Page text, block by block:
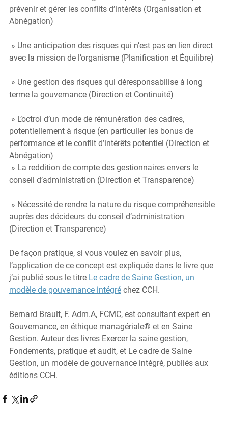
prévenir et gérer les conflits d’intérêts (Organisation et
Abnégation)
» Une anticipation des risques qui n’est pas en lien direct
avec la mission de l’organisme (Planification et Équilibre)
» Une gestion des risques qui déresponsabilise à long
terme la gouvernance (Direction et Continuité)
» L’octroi d’un mode de rémunération des cadres,
potentiellement à risque (en particulier les bonus de
performance et le conflit d’intérêts potentiel (Direction et
Abnégation)
» La reddition de compte des gestionnaires envers le
conseil d’administration (Direction et Transparence)
» Nécessité de rendre la nature du risque compréhensible
auprès des décideurs du conseil d’administration
(Direction et Transparence)
De façon pratique, si vous voulez en savoir plus,
l’application de ce concept est expliquée dans le livre que
j’ai publié sous le titre Le cadre de Saine Gestion, un
modèle de gouvernance intégré chez CCH.
Bernard Brault, F. Adm.A, FCMC, est consultant expert en
Gouvernance, en éthique managériale® et en Saine
Gestion. Auteur des livres Exercer la saine gestion,
Fondements, pratique et audit, et Le cadre de Saine
Gestion, un modèle de gouvernance intégré, publiés aux
éditions CCH.